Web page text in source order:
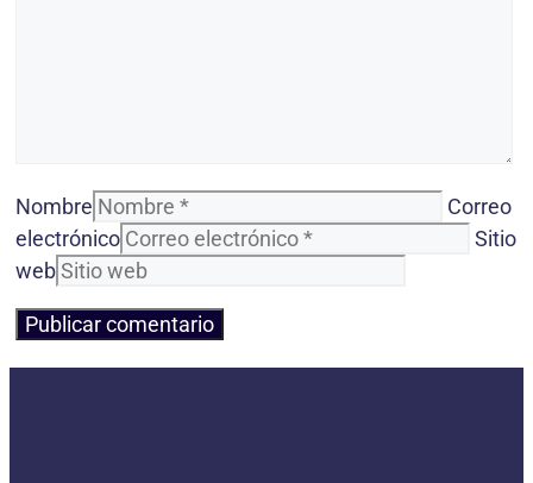
Nombre
Correo
electrónico
Sitio
web